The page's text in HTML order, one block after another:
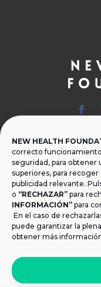
NEW HEALTH
correcto
seguridad, para obtener
superiores, para
publicidad relevante.
o “RECHAZAR” para
INFORMACIÓN” para
En el caso de
puede garantizar la
obtener más

T.+34 954
 Dónde
Calle
España
 Email